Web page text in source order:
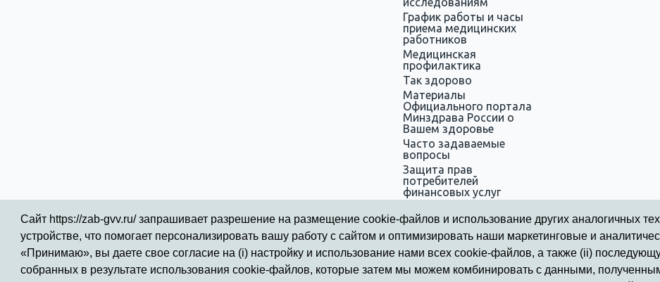
Сайт https://zab-gvv.ru/ запрашивает разрешение на размещение cookie-файлов и использование других аналогичных
устройстве, что помогает персонализировать вашу работу с сайтом и оптимизировать наши маркетинговые и
«Принимаю», вы даете свое согласие на (i) настройку и использование нами всех cookie-файлов, а также (ii)
собранных в результате использования cookie-файлов, которые затем мы можем комбинировать с данными,
График работы и часы
приема медицинских
работников
Медицинская
профилактика
Так здорово
Материалы
Официального портала
Минздрава России о
Вашем здоровье
Часто задаваемые
вопросы
Защита прав
потребителей
финансовых услуг
участников СВО
© 2015 Официальный сайт ГБУЗ Забайкальский краевой клинический госпиталь для ветеранов войн